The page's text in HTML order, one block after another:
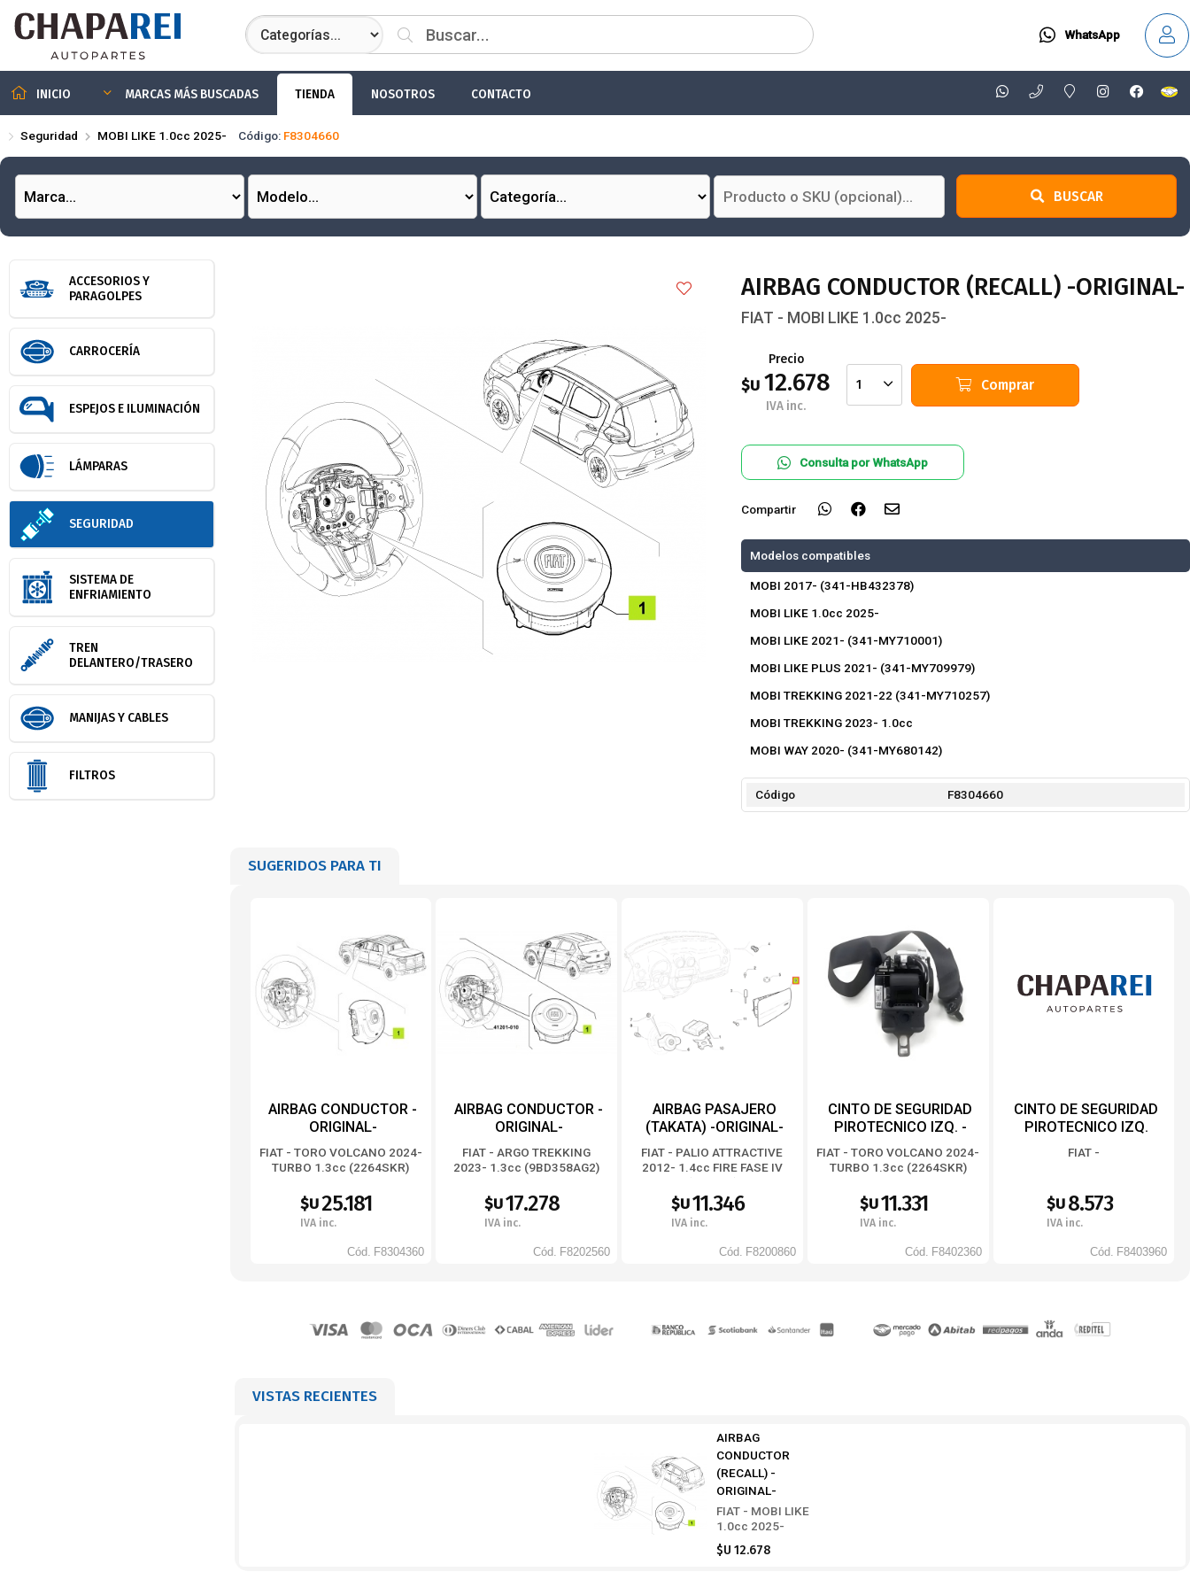
Compartir por email
WhatsApp
INICIO MARCAS MÁS BUSCADAS TIENDA NOSOTROS CONTACTO
Seguridad MOBI LIKE 1.0cc 2025- Código: F8304660
BUSCAR
ACCESORIOS Y
PARAGOLPES
CARROCERÍA
ESPEJOS E ILUMINACIÓN
LÁMPARAS
SEGURIDAD
SISTEMA DE
ENFRIAMIENTO
TREN
DELANTERO/TRASERO
MANIJAS Y CABLES
FILTROS
AIRBAG CONDUCTOR (RECALL) -ORIGINAL-
FIAT - MOBI LIKE 1.0cc 2025-
Precio
$U 12.678
IVA inc.
1 Comprar
Consulta por WhatsApp
Compartir
Modelos compatibles
MOBI 2017- (341-HB432378)
MOBI LIKE 1.0cc 2025-
MOBI LIKE 2021- (341-MY710001)
MOBI LIKE PLUS 2021- (341-MY709979)
MOBI TREKKING 2021-22 (341-MY710257)
MOBI TREKKING 2023- 1.0cc
MOBI WAY 2020- (341-MY680142)
Código F8304660
SUGERIDOS PARA TI
AIRBAG CONDUCTOR -
ORIGINAL-
FIAT - TORO VOLCANO 2024-
TURBO 1.3cc (2264SKR)
$U25.181
IVA inc.
Cód. F8304360
AIRBAG CONDUCTOR -
ORIGINAL-
FIAT - ARGO TREKKING
2023- 1.3cc (9BD358AG2)
$U17.278
IVA inc.
Cód. F8202560
AIRBAG PASAJERO
(TAKATA) -ORIGINAL-
FIAT - PALIO ATTRACTIVE
2012- 1.4cc FIRE FASE IV
$U11.346
IVA inc.
Cód. F8200860
CINTO DE SEGURIDAD
PIROTECNICO IZQ. -
ORIGINAL-
FIAT - TORO VOLCANO 2024-
TURBO 1.3cc (2264SKR)
$U11.331
IVA inc.
Cód. F8402360
CINTO DE SEGURIDAD
PIROTECNICO IZQ.
(CHRIS) -ORIGINAL-
FIAT -
$U 8.573
IVA inc.
Cód. F8403960
VISTAS RECIENTES
AIRBAG
CONDUCTOR
(RECALL) -
ORIGINAL-
FIAT - MOBI LIKE
1.0cc 2025-
$U 12.678